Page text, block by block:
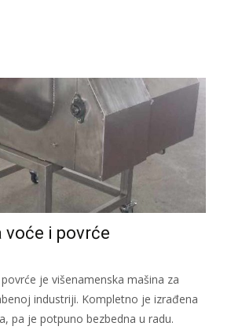
voće i povrće
je višenamenska mašina za
industriji. Kompletno je izrađena
pa je potpuno bezbedna u radu.